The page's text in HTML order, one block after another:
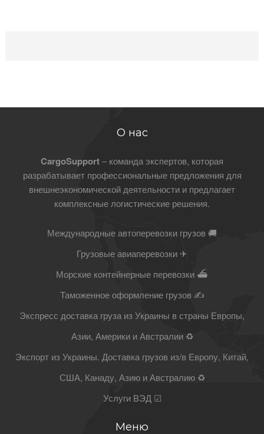
О нас
CargoSupport– команда экспертов, которая
разрабатывает профессиональные предложения для
внешнеэкономической деятельности и предлагает
комплексные логистические решения.
Международные автоперевозки грузов 🚚
Грузовые авиаперевозки ✈
Морские контейнерные перевозки ⛴
Таможенное оформление грузов ✍
Экспресс доставка груза из Украины в страны Европы,
Азии, Америки и Австралии ♻
Экспорт из Украины. Доставка грузов из/в Европу, Китай,
США, Канаду, Азию и Австралию ♻
Услуги ВЭД ☑
Меню